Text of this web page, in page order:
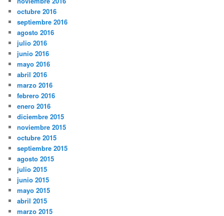
octubre 2016
septiembre 2016
agosto 2016
julio 2016
junio 2016
mayo 2016
abril 2016
marzo 2016
febrero 2016
enero 2016
diciembre 2015
noviembre 2015
octubre 2015
septiembre 2015
agosto 2015
julio 2015
junio 2015
mayo 2015
abril 2015
marzo 2015